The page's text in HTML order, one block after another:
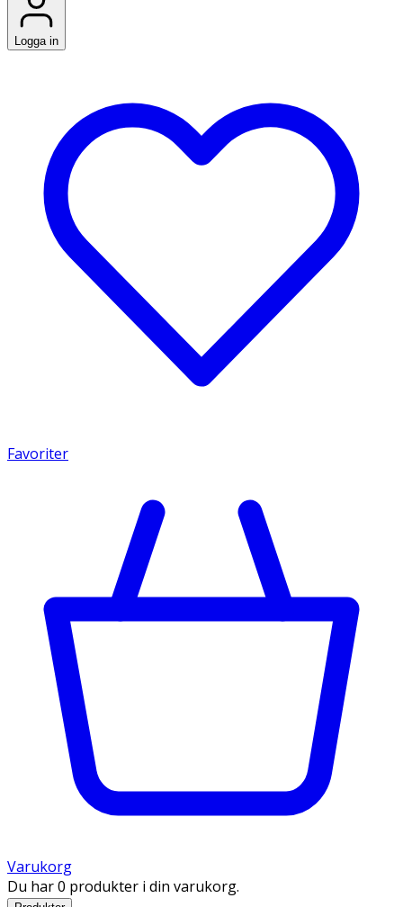
Logga in
Favoriter
Varukorg
Du har 0 produkter i din varukorg.